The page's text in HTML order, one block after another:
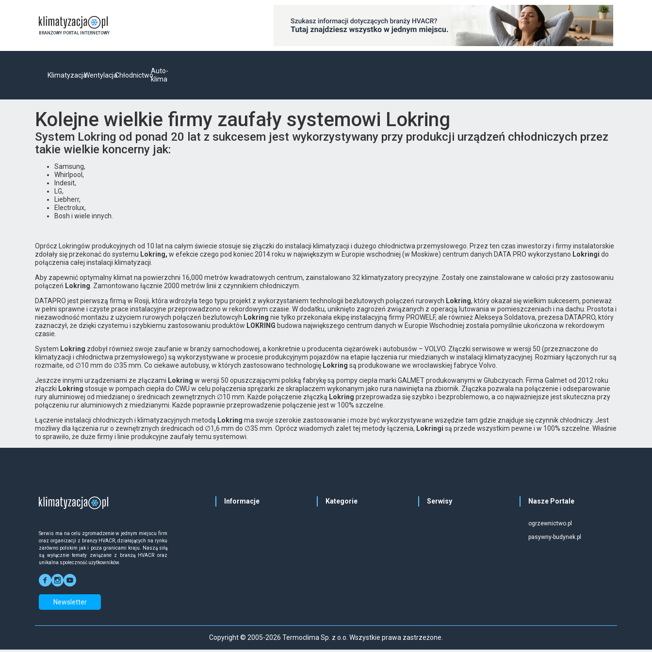
BRANŻOWY PORTAL INTERNETOWY
KlimatyzacjaWentylacjaChłodnictwo
Auto-
klima
Kolejne wielkie firmy zaufały systemowi Lokring
System Lokring od ponad 20 lat z sukcesem jest wykorzystywany przy produkcji urządzeń chłodniczych przez
takie wielkie koncerny jak:
Samsung,
Whirlpool,
Indesit,
LG,
Liebherr,
Electrolux,
Bosh i wiele innych.
Oprócz Lokringów produkcyjnych od 10 lat na całym świecie stosuje się złączki do instalacji klimatyzacji i dużego chłodnictwa przemysłowego. Przez ten czas inwestorzy i firmy instalatorskie
zdołały się przekonać do systemu Lokring, w efekcie czego pod koniec 2014 roku w największym w Europie wschodniej (w Moskiwe) centrum danych DATA PRO wykorzystano Lokringi do
połączenia całej instalacji klimatyzacji.
Aby zapewnić optymalny klimat na powierzchni 16,000 metrów kwadratowych centrum, zainstalowano 32 klimatyzatory precyzyjne. Zostały one zainstalowane w całości przy zastosowaniu
połączeń Lokring . Zamontowano łącznie 2000 metrów linii z czynnikiem chłodniczym.
DATAPRO jest pierwszą firmą w Rosji, która wdrożyła tego typu projekt z wykorzystaniem technologii bezlutowych połączeń rurowych Lokring, który okazał się wielkim sukcesem, ponieważ
w pełni sprawne i czyste prace instalacyjne przeprowadzono w rekordowym czasie. W dodatku, uniknięto zagrożeń związanych z operacją lutowania w pomieszczeniach i na dachu. Prostota i
niezawodność montażu z użyciem rurowych połączeń bezlutowcyh Lokring nie tylko przekonała ekipę instalacyjną firmy PROWELF, ale również Alekseya Soldatova, prezesa DATAPRO, który
zaznaczył, że dzięki czystemu i szybkiemu zastosowaniu produktów LOKRING budowa największego centrum danych w Europie Wschodniej została pomyślnie ukończona w rekordowym
czasie.
System Lokring zdobył również swoje zaufanie w branży samochodowej, a konkretnie u producenta ciężarówek i autobusów – VOLVO. Złączki serwisowe w wersji 50 (przeznaczone do
klimatyzacji i chłodnictwa przemysłowego) są wykorzystywane w procesie produkcyjnym pojazdów na etapie łączenia rur miedzianych w instalacji klimatyzacyjnej. Rozmiary łączonych rur są
rozmaite, od ∅10 mm do ∅35 mm. Co ciekawe autobusy, w których zastosowano technologię Lokring są produkowane we wrocławskiej fabryce Volvo.
Jeszcze innymi urządzeniami ze złączami Lokring w wersji 50 opuszczającymi polską fabrykę są pompy ciepła marki GALMET produkowanymi w Głubczycach. Firma Galmet od 2012 roku
złączki Lokring stosuje w pompach ciepła do CWU w celu połączenia sprężarki ze skraplaczem wykonanym jako rura nawinięta na zbiornik. Złączka pozwala na połączenie i odseparowanie
rury aluminiowej od miedzianej o średnicach zewnętrznych ∅10 mm. Każde połączenie złączką Lokring przeprowadza się szybko i bezproblemowo, a co najważniejsze jest skuteczna przy
połączeniu rur aluminiowych z miedzianymi. Każde poprawnie przeprowadzenie połączenie jest w 100% szczelne.
Łączenie instalacji chłodniczych i klimatyzacyjnych metodą Lokring ma swoje szerokie zastosowanie i może być wykorzystywane wszędzie tam gdzie znajduje się czynnik chłodniczy. Jest
możliwy dla łączenia rur o zewnętrznych średnicach od ∅1,6 mm do ∅35 mm. Oprócz wiadomych zalet tej metody łączenia, Lokringi są przede wszystkim pewne i w 100% szczelne. Właśnie
to sprawiło, że duże firmy i linie produkcyjne zaufały temu systemowi.
Serwis ma na celu zgromadzenie w jednym miejscu firm
oraz organizacji z branży HVACR, działających na rynku
zarówno polskim jak i poza granicami kraju. Naszą siłą
są wyłącznie tematy związane z branżą HVACR oraz
unikalna społeczność użytkowników.
Newsletter
Informacje Kategorie Serwisy Nasze Portale
ogrzewnictwo.pl
pasywny-budynek.pl
Copyright © 2005-2026 Termoclima Sp. z o.o. Wszystkie prawa zastrzeżone.